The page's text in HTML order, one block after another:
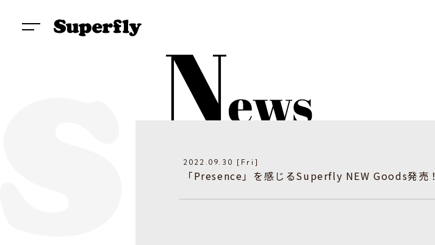
2022.09.30 [Fri]
「Presence」を感じるSuperfly NEW Goods発売！